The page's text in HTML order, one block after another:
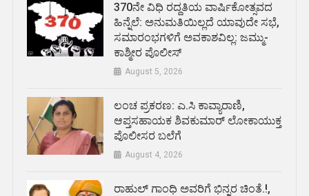
370ನೇ ವಿಧಿ ರದ್ದತಿಯ ವಾರ್ಷಿಕೋತ್ಸವದ
ಹಿನ್ನೆಲೆ: ಅನುಮತಿಯಿಲ್ಲದೆ ಯಾವುದೇ ಸಭೆ,
ಸಮಾರಂಭಗಳಿಗೆ ಅವಕಾಶವಿಲ್ಲ: ಜಮ್ಮು-
ಕಾಶ್ಮೀರ ಪೊಲೀಸ್
August 5, 2026
ಲಂಚ ಪ್ರಕರಣ: ಎ.ಸಿ ಕಾವ್ಯಾರಾಣಿ,
ಆಪ್ತಸಹಾಯಕ ಶಿವಕುಮಾರ್‌ ಲೋಕಾಯುಕ್ತ
ಪೊಲೀಸರ ಬಲೆಗೆ
August 4, 2026
ರಾಹುಲ್ ಗಾಂಧಿ ಅವರಿಗೆ ಭಿನ್ನರ ಚಿಂತೆ.!,